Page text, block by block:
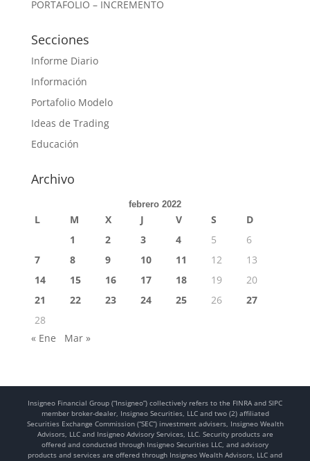
PORTAFOLIO – INCREMENTO
Secciones
Informe Diario
Información
Portafolio Modelo
Ideas de Trading
Educación
Archivo
febrero 2022
L M X J V S
D
1
2 3 4 5
6
7
8 9 10 11 12
13
14
15 16 17 18 19
20
21
22 23 24 25 26
27
28
« Ene
Mar »
Insigneo Financial Group (“Insigneo”) collectively refers to the FINRA and SIPC
member broker-dealer, Insigneo Securities, LLC and two (2) affiliated
Securities Exchange Commission (“SEC”) investment advisers, Insigneo Wealth
Advisors, LLC and Insigneo Advisory Services, LLC. Security products are
offered and conducted through Insigneo Securities LLC, and advisory
products and services are offered through Insigneo Wealth Advisors, LLC and